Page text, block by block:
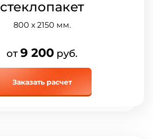
стеклопакет
800 х 2150 мм.
от 9 200руб.
Заказать расчет